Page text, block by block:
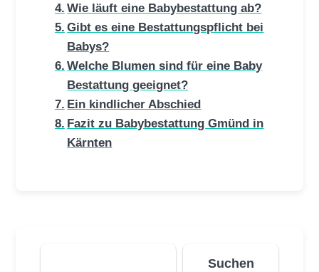
Wie läuft eine Babybestattung ab?
Gibt es eine Bestattungspflicht bei
Babys?
Welche Blumen sind für eine Baby
Bestattung geeignet?
Ein kindlicher Abschied
Fazit zu Babybestattung Gmünd in
Kärnten
Suchen
Suchen